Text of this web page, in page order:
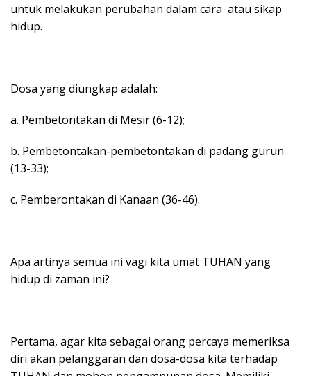
untuk melakukan perubahan dalam cara atau sikap
hidup.
Dosa yang diungkap adalah:
a. Pembetontakan di Mesir (6-12);
b. Pembetontakan-pembetontakan di padang gurun
(13-33);
c. Pemberontakan di Kanaan (36-46).
Apa artinya semua ini vagi kita umat TUHAN yang
hidup di zaman ini?
Pertama, agar kita sebagai orang percaya memeriksa
diri akan pelanggaran dan dosa-dosa kita terhadap